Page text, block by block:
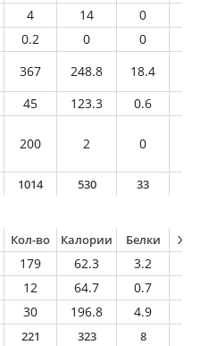
4 14 0
0.2 0 0
367 248.8 18.4
45 123.3 0.6
200 2 0
1014 530 33
Кол-во Калории Белки
179 62.3 3.2
12 64.7 0.7
30 196.8 4.9
221 323 8